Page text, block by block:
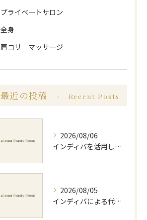
プライベートサロン
全身
肩コリ マッサージ
最近の投稿 Recent Posts
2026/08/06
インディバを活用した足痩せ方法とセルライトやむくみ改善のポイント
2026/08/05
インディバによる代謝アップのビフォーアフター実体験と効果的な回数の見極め方